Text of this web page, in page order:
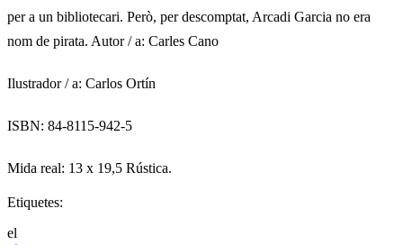
per a un bibliotecari. Però, per descomptat, Arcadi Garcia no era
nom de pirata. Autor / a: Carles Cano
Ilustrador / a: Carlos Ortín
ISBN: 84-8115-942-5
Mida real: 13 x 19,5 Rústica.
Etiquetes:
el